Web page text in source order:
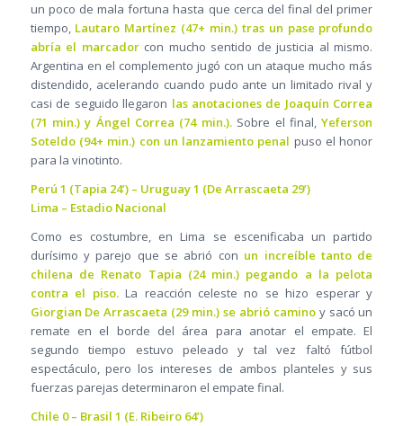
un poco de mala fortuna hasta que cerca del final del primer
tiempo,Lautaro Martínez (47+ min.) tras un pase profundo
abría el marcadorcon mucho sentido de justicia al mismo.
Argentina en el complemento jugó con un ataque mucho más
distendido, acelerando cuando pudo ante un limitado rival y
casi de seguido llegaron las anotaciones de Joaquín Correa
(71 min.) y Ángel Correa (74 min.).Sobre el final,Yeferson
Soteldo (94+ min.) con un lanzamiento penal puso el honor
para la vinotinto.
Perú 1 (Tapia 24’) – Uruguay 1 (De Arrascaeta 29’)
Lima – Estadio Nacional
Como es costumbre, en Lima se escenificaba un partido
durísimo y parejo que se abrió con un increíble tanto de
chilena de Renato Tapia (24 min.) pegando a la pelota
contra el piso.La reacción celeste no se hizo esperar y
Giorgian De Arrascaeta (29 min.) se abrió caminoy sacó un
remate en el borde del área para anotar el empate. El
segundo tiempo estuvo peleado y tal vez faltó fútbol
espectáculo, pero los intereses de ambos planteles y sus
fuerzas parejas determinaron el empate final.
Chile 0 – Brasil 1 (E. Ribeiro 64’)